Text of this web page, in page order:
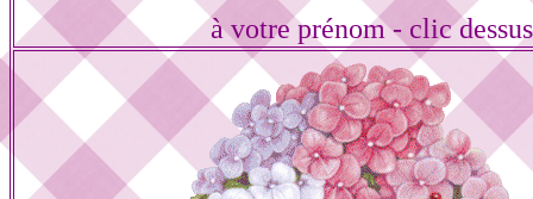
à votre prénom - clic dessus